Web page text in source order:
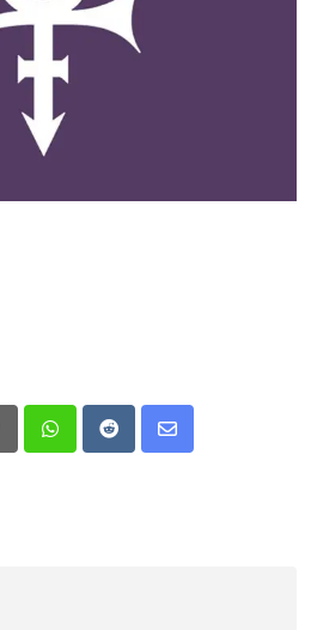
PinterestWhatsappRedditShare